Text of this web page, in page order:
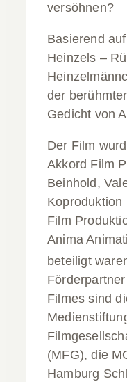
versöhnen?
Basierend
Heinzels –
der
Gedicht von
Der Film
Akkord Film
Beinhold,
Koproduktion
Film
Anima
beteiligt
Filmes sind
(MFG), die
Hamburg